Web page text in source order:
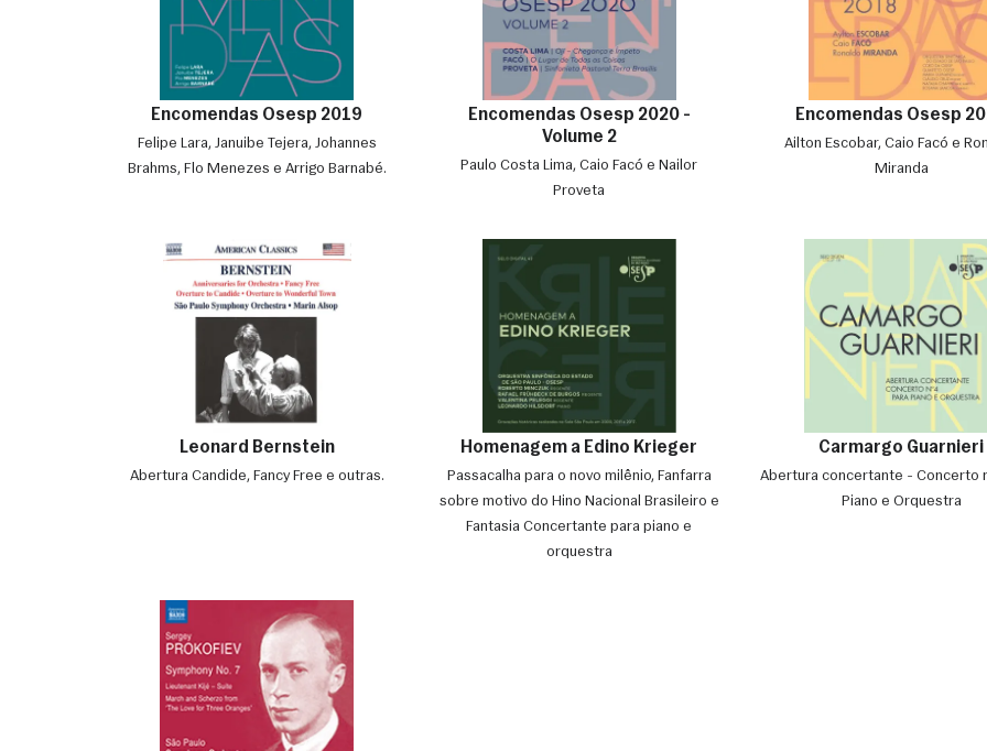
Encomendas Osesp 2019
Felipe Lara, Januibe Tejera, Johannes
Brahms, Flo Menezes e Arrigo Barnabé.
Encomendas Osesp 2020 -
Volume 2
Paulo Costa Lima, Caio Facó e Nailor
Proveta
Encomendas Osesp
Ailton Escobar, Caio Facó e
Miranda
Leonard Bernstein
Abertura Candide, Fancy Free e outras.
Homenagem a Edino Krieger
Passacalha para o novo milênio, Fanfarra
sobre motivo do Hino Nacional Brasileiro e
Fantasia Concertante para piano e
orquestra
Carmargo Guarnieri
Abertura concertante - Concerto
Piano e Orquestra